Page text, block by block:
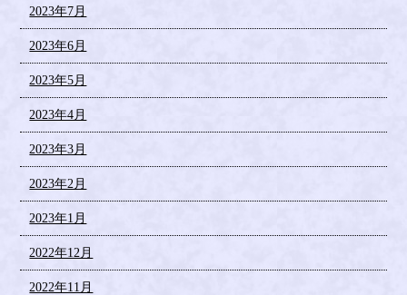
2023年7月
2023年6月
2023年5月
2023年4月
2023年3月
2023年2月
2023年1月
2022年12月
2022年11月